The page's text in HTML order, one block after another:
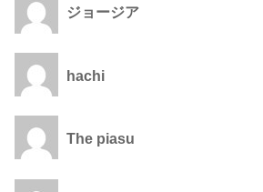
ジョージア
hachi
The piasu